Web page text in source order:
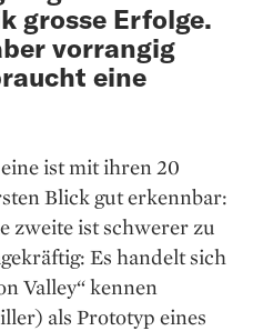
grosse Erfolge.
vorrangig
eine
ist mit ihren 20
Blick gut erkennbar:
zweite ist schwerer zu
Es handelt sich
Valley“ kennen
als Prototyp eines